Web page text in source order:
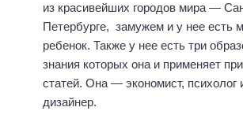
из красивейших городов мира —
Петербурге, замужем и у нее есть
ребенок. Также у нее есть три
знания которых она и применяет
статей. Она — экономист, психолог
дизайнер.